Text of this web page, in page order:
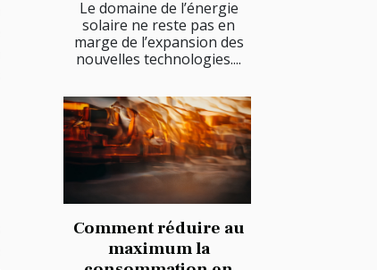
Le domaine de l’énergie
solaire ne reste pas en
marge de l’expansion des
nouvelles technologies....
Comment réduire au
maximum la